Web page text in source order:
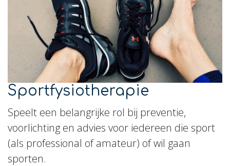
Sportfysiotherapie
Speelt een belangrijke rol bij preventie,
voorlichting en advies voor iedereen die sport
(als professional of amateur) of wil gaan
sporten.